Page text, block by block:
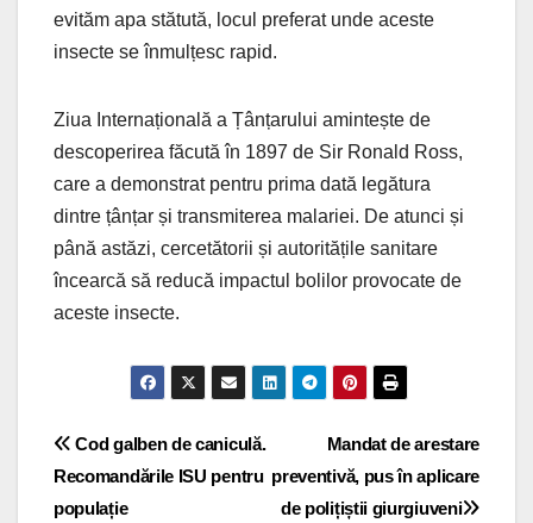
evităm apa stătută, locul preferat unde aceste
insecte se înmulțesc rapid.
Ziua Internațională a Țânțarului amintește de
descoperirea făcută în 1897 de Sir Ronald Ross,
care a demonstrat pentru prima dată legătura
dintre țânțar și transmiterea malariei. De atunci și
până astăzi, cercetătorii și autoritățile sanitare
încearcă să reducă impactul bolilor provocate de
aceste insecte.
Navigare
în
Mandat de arestare
preventivă, pus în aplicare
de polițiștii giurgiuveni
Cod galben de caniculă.
Recomandările ISU pentru
populație